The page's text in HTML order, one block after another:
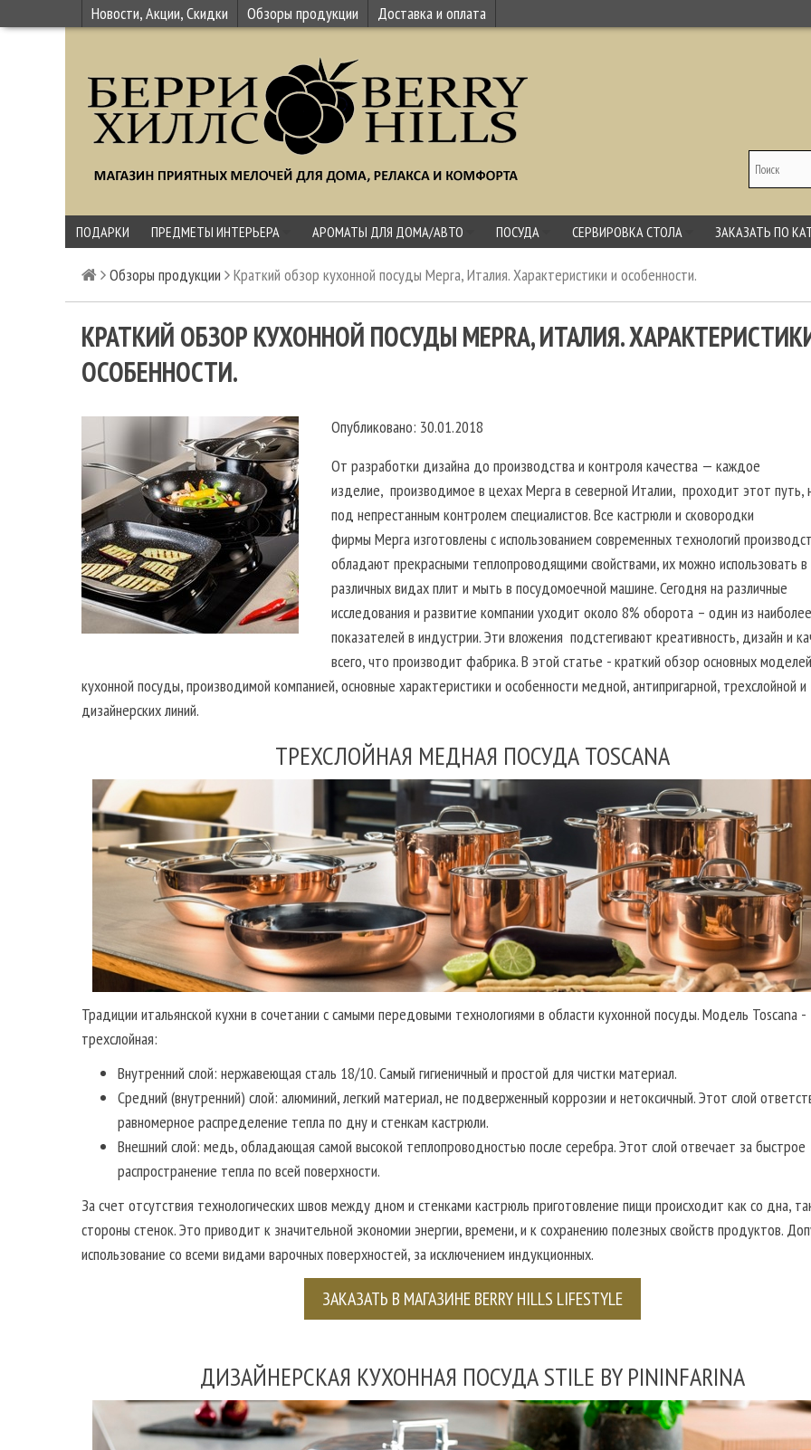
Новости, Акции, Скидки Обзоры продукции Доставка и оплата
ПОДАРКИ ПРЕДМЕТЫ ИНТЕРЬЕРА АРОМАТЫ ДЛЯ ДОМА/АВТО ПОСУДА СЕРВИРОВКА СТОЛА ЗАКАЗАТЬ ПО
Обзоры продукции Краткий обзор кухонной посуды Mepra, Италия. Характеристики и особенности.
КРАТКИЙ ОБЗОР КУХОННОЙ ПОСУДЫ MEPRA, ИТАЛИЯ.
ОСОБЕННОСТИ.
Опубликовано: 30.01.2018
От разработки дизайна до производства и контроля качества — каждое
изделие, производимое в цехах Mepra в северной Италии, проходит этот путь,
под непрестанным контролем специалистов. Все кастрюли и сковородки
фирмы Mepra изготовлены с использованием современных технологий
обладают прекрасными теплопроводящими свойствами, их можно использовать в
различных видах плит и мыть в посудомоечной машине. Сегодня на различные
исследования и развитие компании уходит около 8% оборота – один из
показателей в индустрии. Эти вложения подстегивают креативность, дизайн и
всего, что производит фабрика. В этой статье - краткий обзор основных моделей
кухонной посуды, производимой компанией, основные характеристики и особенности медной, антипригарной, трехслойной и
дизайнерских линий.
ТРЕХСЛОЙНАЯ МЕДНАЯ ПОСУДА TOSCANA
Традиции итальянской кухни в сочетании с самыми передовыми технологиями в области кухонной посуды. Модель Toscana -
трехслойная:
Внутренний слой: нержавеющая сталь 18/10. Самый гигиеничный и простой для чистки материал.
Средний (внутренний) слой: алюминий, легкий материал, не подверженный коррозии и нетоксичный. Этот слой
равномерное распределение тепла по дну и стенкам кастрюли.
Внешний слой: медь, обладающая самой высокой теплопроводностью после серебра. Этот слой отвечает за быстрое
распространение тепла по всей поверхности.
За счет отсутствия технологических швов между дном и стенками кастрюль приготовление пищи происходит как со дна,
стороны стенок. Это приводит к значительной экономии энергии, времени, и к сохранению полезных свойств продуктов.
использование со всеми видами варочных поверхностей, за исключением индукционных.
ЗАКАЗАТЬ В МАГАЗИНЕ BERRY HILLS LIFESTYLE
ДИЗАЙНЕРСКАЯ КУХОННАЯ ПОСУДА STILE BY PININFARINA